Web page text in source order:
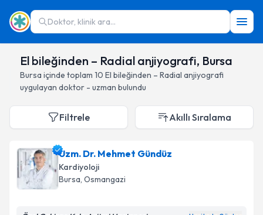
Doktor, klinik ara...
El bileğinden – Radial anjiyografi, Bursa
Bursa içinde toplam 10 El bileğinden – Radial anjiyografi
uygulayan doktor - uzman bulundu
Filtrele Akıllı Sıralama
Uzm. Dr. Mehmet Gündüz
Kardiyoloji
Bursa, Osmangazi